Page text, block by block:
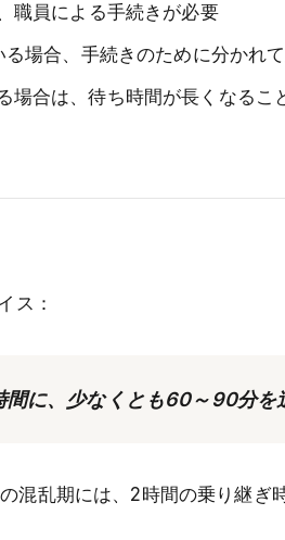
職員による手続きが必要
場合、手続きのために分かれ
合は、待ち時間が長くなるこ
ス：
に、少なくとも60～90分を
混乱期には、2時間の乗り継ぎ